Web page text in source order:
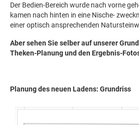
Der Bedien-Bereich wurde nach vorne
kamen nach hinten in eine Nische-
einer optisch ansprechenden
Aber sehen Sie selber auf unserer
Theken-Planung und den Ergebnis-
Planung des neuen Ladens: Grundriss